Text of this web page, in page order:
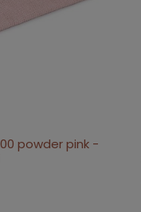
powder pink -